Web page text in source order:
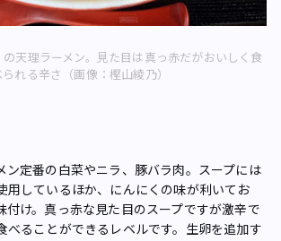
の天理ラーメン。見た目は真っ赤だがおいしく食
られる辛さ（画像：樫山綾乃）
定番の白菜やニラ、豚バラ肉。スープには
用しているほか、にんにくの味が利いてお
付け。真っ赤な見た目のスープですが激辛で
べることができるレベルです。生卵を追加す